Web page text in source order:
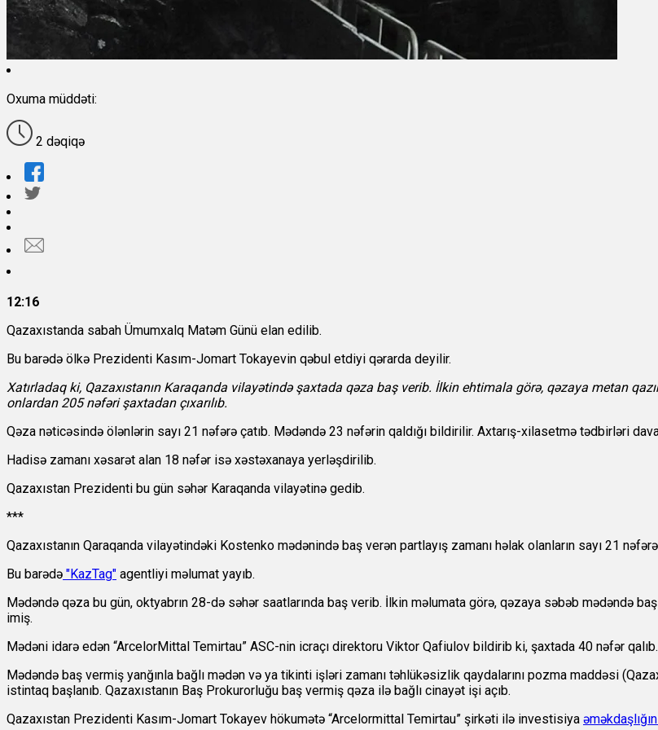
Oxuma müddəti:
2 dəqiqə
12:16
Qazaxıstanda sabah Ümumxalq Matəm Günü elan edilib.
Bu barədə ölkə Prezidenti Kasım-Jomart Tokayevin qəbul etdiyi qərarda deyilir.
Xatırladaq ki, Qazaxıstanın Karaqanda vilayətində şaxtada qəza baş verib. İlkin ehtimala görə, qəzaya metan
onlardan 205 nəfəri şaxtadan çıxarılıb.
Qəza nəticəsində ölənlərin sayı 21 nəfərə çatıb. Mədəndə 23 nəfərin qaldığı bildirilir. Axtarış-xilasetmə tədbirləri
Hadisə zamanı xəsarət alan 18 nəfər isə xəstəxanaya yerləşdirilib.
Qazaxıstan Prezidenti bu gün səhər Karaqanda vilayətinə gedib.
***
Qazaxıstanın Qaraqanda vilayətindəki Kostenko mədənində baş verən partlayış zamanı həlak olanların sayı 21 nəfərə
Bu barədə "KazTag" agentliyi məlumat yayıb.
Mədəndə qəza bu gün, oktyabrın 28-də səhər saatlarında baş verib. İlkin məlumata görə, qəzaya səbəb mədəndə
imiş.
Mədəni idarə edən “ArcelorMittal Temirtau” ASC-nin icraçı direktoru Viktor Qafiulov bildirib ki, şaxtada 40 nəfər
Mədəndə baş vermiş yanğınla bağlı mədən və ya tikinti işləri zamanı təhlükəsizlik qaydalarını pozma maddəsi
istintaq başlanıb. Qazaxıstanın Baş Prokurorluğu baş vermiş qəza ilə bağlı cinayət işi açıb.
Qazaxıstan Prezidenti Kasım-Jomart Tokayev hökumətə “Arcelormittal Temirtau” şirkəti ilə investisiya